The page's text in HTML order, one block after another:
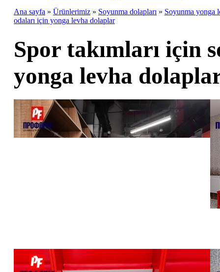
Ana sayfa » Ürünlerimiz » Soyunma dolapları » Soyunma yonga
odaları için yonga levha dolaplar
Spor takımları için
yonga levha